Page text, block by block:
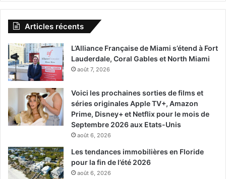
Articles récents
L’Alliance Française de Miami s’étend à Fort
Lauderdale, Coral Gables et North Miami
août 7, 2026
Voici les prochaines sorties de films et
séries originales Apple TV+, Amazon
Prime, Disney+ et Netflix pour le mois de
Septembre 2026 aux Etats-Unis
août 6, 2026
Les tendances immobilières en Floride
pour la fin de l’été 2026
août 6, 2026